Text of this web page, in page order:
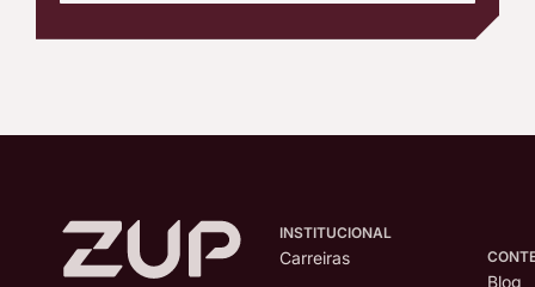
INSTITUCIONAL
Carreiras
Blog